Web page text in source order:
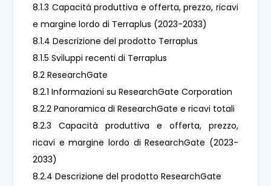
8.1.3 Capacità produttiva e offerta, prezzo, ricavi
e margine lordo di Terraplus (2023-2033)
8.1.4 Descrizione del prodotto Terraplus
8.1.5 Sviluppi recenti di Terraplus
8.2 ResearchGate
8.2.1 Informazioni su ResearchGate Corporation
8.2.2 Panoramica di ResearchGate e ricavi totali
8.2.3 Capacità produttiva e offerta, prezzo,
ricavi e margine lordo di ResearchGate (2023-
2033)
8.2.4 Descrizione del prodotto ResearchGate